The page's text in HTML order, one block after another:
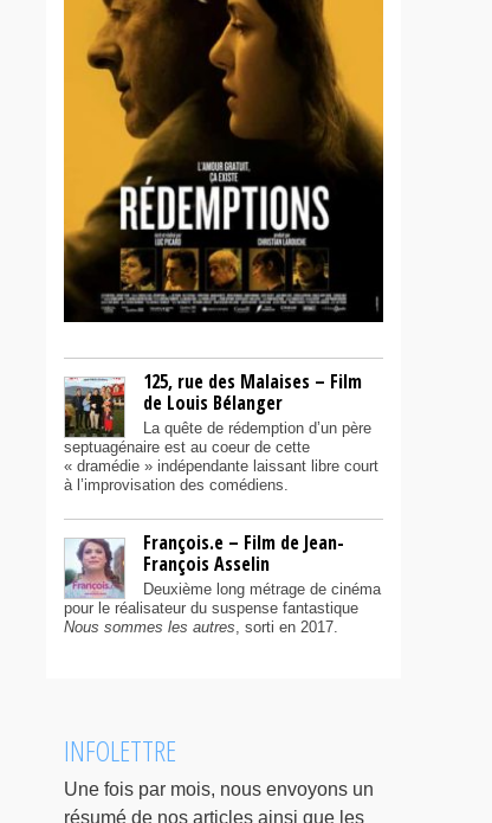
125, rue des Malaises – Film
de Louis Bélanger
La quête de rédemption d’un père
septuagénaire est au coeur de cette
« dramédie » indépendante laissant libre court
à l’improvisation des comédiens.
François.e – Film de Jean-
François Asselin
Deuxième long métrage de cinéma
pour le réalisateur du suspense fantastique
Nous sommes les autres, sorti en 2017.
INFOLETTRE
Une fois par mois, nous envoyons un
résumé de nos articles ainsi que les